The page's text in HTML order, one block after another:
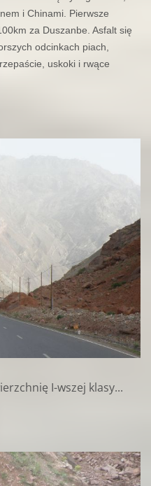
i Chinami. Pierwsze
za Duszanbe. Asfalt się
odcinkach piach,
uskoki i rwące
I-wszej klasy...